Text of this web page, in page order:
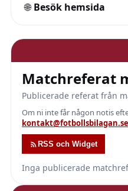
🌐 Besök hemsida
Matchreferat
Publicerade referat från
Om ni inte får någon notis
kontakt@fotbollsbilagan.se
RSS och Widget
Inga publicerade